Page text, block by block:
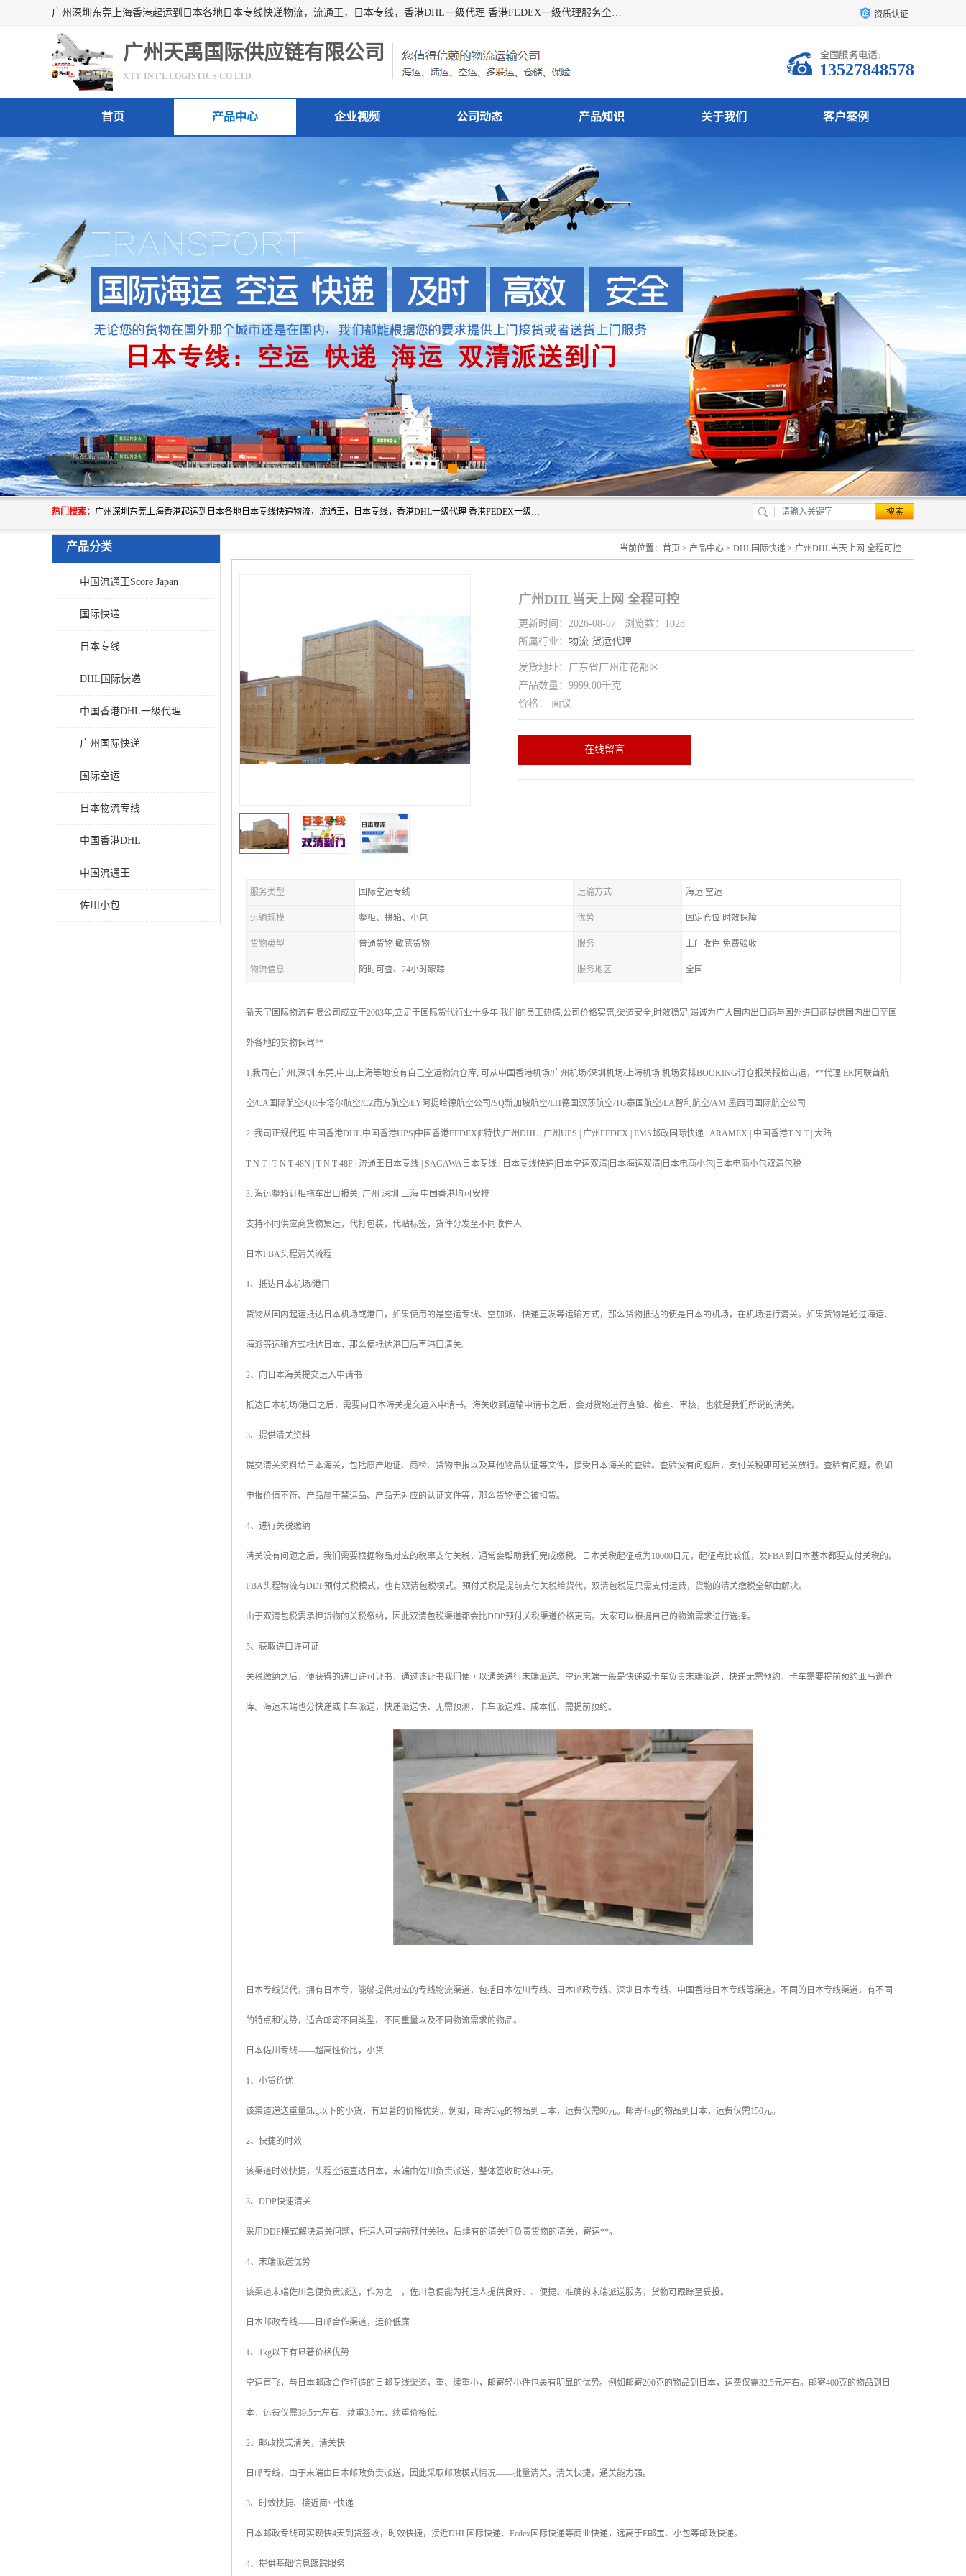
广州深圳东莞上海香港起运到日本各地日本专线快递物流，流通王，日本专线，香港DHL一级代理 香港FEDEX一级代理服务全球主要地区。我司各员工在国际物流行业经验超8年，热枕为各广大进口商与进口商提供优质服务. 资质认证
广州天禹国际供应链有限公司
XTY INT'L LOGISTICS CO LTD 13527848578
首页 产品中心 企业视频 公司动态 产品知识 关于我们 客户案例
热门搜索： 广州深圳东莞上海香港起运到日本各地日本专线快递物流，流通王，日本专线，香港DHL一级代理 香港FEDEX一级代理服务全球主要地区。我司各员工在国际物流行业经验超8年，热枕为各广大进口商与进口商提供优质服务.
产品分类
中国流通王Score Japan
国际快递
日本专线
DHL国际快递
中国香港DHL一级代理
广州国际快递
国际空运
日本物流专线
中国香港DHL
中国流通王
佐川小包
当前位置： 首页 > 产品中心 > DHL国际快递 > 广州DHL当天上网 全程可控
广州DHL当天上网 全程可控
更新时间：2026-08-07 浏览数：1028
所属行业： 物流 货运代理
发货地址：广东省广州市花都区
产品数量：9999.00千克
价格： 面议
在线留言
服务类型 国际空运专线 运输方式 海运 空运
运输规模 整柜、拼箱、小包 优势 固定仓位 时效保障
货物类型 普通货物 敏感货物 服务 上门收件 免费验收
物流信息 随时可查、24小时跟踪 服务地区 全国
新天宇国际物流有限公司成立于2003年,立足于国际货代行业十多年 我们的员工热情,公司价格实惠,渠道安全,时效稳定,竭诚为广大国内出口商与国外进口商提供国内出口至国
外各地的货物保驾**
1.我司在广州,深圳,东莞,中山,上海等地设有自己空运物流仓库; 可从中国香港机场/广州机场/深圳机场/上海机场 机场安排BOOKING订仓报关报检出运，**代理 EK阿联酋航
空/CA国际航空/QR卡塔尔航空/CZ南方航空/EY阿提哈德航空公司/SQ新加坡航空/LH德国汉莎航空/TG泰国航空/LA智利航空/AM 墨西哥国际航空公司
2. 我司正规代理 中国香港DHL|中国香港UPS|中国香港FEDEX|E特快|广州DHL | 广州UPS | 广州FEDEX | EMS邮政国际快递 | ARAMEX | 中国香港T N T | 大陆
T N T | T N T 48N | T N T 48F | 流通王日本专线 | SAGAWA日本专线 | 日本专线快递|日本空运双清|日本海运双清|日本电商小包|日本电商小包双清包税
3. 海运整箱订柜拖车出口报关: 广州 深圳 上海 中国香港均可安排
支持不同供应商货物集运，代打包装，代贴标签，货件分发至不同收件人
日本FBA头程清关流程
1、抵达日本机场/港口
货物从国内起运抵达日本机场或港口，如果使用的是空运专线、空加派、快递直发等运输方式，那么货物抵达的便是日本的机场，在机场进行清关。如果货物是通过海运、
海派等运输方式抵达日本，那么便抵达港口后再港口清关。
2、向日本海关提交运入申请书
抵达日本机场/港口之后，需要向日本海关提交运入申请书。海关收到运输申请书之后，会对货物进行查验、检查、审核，也就是我们所说的清关。
3、提供清关资料
提交清关资料给日本海关，包括原产地证、商检、货物申报以及其他物品认证等文件，接受日本海关的查验。查验没有问题后，支付关税即可通关放行。查验有问题，例如
申报价值不符、产品属于禁运品、产品无对应的认证文件等，那么货物便会被扣货。
4、进行关税缴纳
清关没有问题之后，我们需要根据物品对应的税率支付关税，通常会帮助我们完成缴税。日本关税起征点为10000日元，起征点比较低，发FBA到日本基本都要支付关税的。
FBA头程物流有DDP预付关税模式，也有双清包税模式。预付关税是提前支付关税给货代，双清包税是只需支付运费，货物的清关缴税全部由解决。
由于双清包税需承担货物的关税缴纳，因此双清包税渠道都会比DDP预付关税渠道价格更高。大家可以根据自己的物流需求进行选择。
5、获取进口许可证
关税缴纳之后，便获得的进口许可证书，通过该证书我们便可以通关进行末端派送。空运末端一般是快递或卡车负责末端派送，快递无需预约，卡车需要提前预约亚马逊仓
库。海运末端也分快递或卡车派送，快递派送快、无需预测，卡车派送难、成本低、需提前预约。
日本专线货代，拥有日本专，能够提供对应的专线物流渠道，包括日本佐川专线、日本邮政专线、深圳日本专线、中国香港日本专线等渠道。不同的日本专线渠道，有不同
的特点和优势，适合邮寄不同类型、不同重量以及不同物流需求的物品。
日本佐川专线——超高性价比，小货
1、小货价优
该渠道递送重量5kg以下的小货，有显著的价格优势。例如，邮寄2kg的物品到日本，运费仅需90元。邮寄4kg的物品到日本，运费仅需150元。
2、快捷的时效
该渠道时效快捷，头程空运直达日本，末端由佐川负责派送，整体签收时效4-6天。
3、DDP快速清关
采用DDP模式解决清关问题，托运人可提前预付关税，后续有的清关行负责货物的清关，寄运**。
4、末端派送优势
该渠道末端佐川急便负责派送，作为之一，佐川急便能为托运人提供良好、、便捷、准确的末端派送服务，货物可跟踪至妥投。
日本邮政专线——日邮合作渠道，运价低廉
1、1kg以下有显著价格优势
空运直飞，与日本邮政合作打造的日邮专线渠道，重、续重小，邮寄轻小件包裹有明显的优势。例如邮寄200克的物品到日本，运费仅需32.5元左右。邮寄400克的物品到日
本，运费仅需39.5元左右，续重3.5元，续重价格低。
2、邮政模式清关，清关快
日邮专线，由于末端由日本邮政负责派送，因此采取邮政模式情况——批量清关，清关快捷，通关能力强。
3、时效快捷、接近商业快递
日本邮政专线可实现快4天到货签收，时效快捷，接近DHL国际快递、Fedex国际快递等商业快递，远高于E邮宝、小包等邮政快递。
4、提供基础信息跟踪服务